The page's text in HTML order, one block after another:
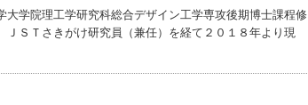
学院理工学研究科総合デザイン工学専攻後期博士課程修
ＳＴさきがけ研究員（兼任）を経て２０１８年より現